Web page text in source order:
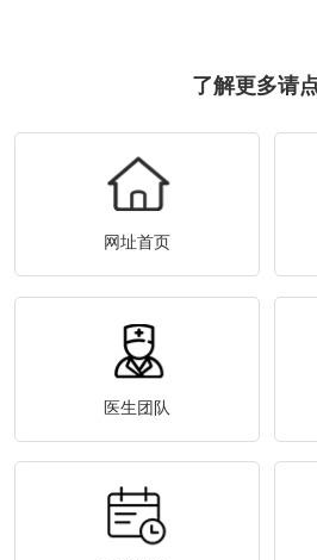
了解更多请
网址首页
医生团队